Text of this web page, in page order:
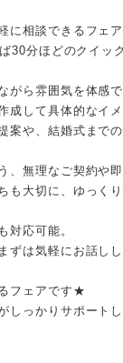
に相談できるフェ
30分ほどのクイッ
がら雰囲気を体感で
して具体的なイ
案や、結婚式まで
無理なご契約や
も大切に、ゆっく
対応可能。
ずは気軽にお話し
フェアです★
しっかりサポートし